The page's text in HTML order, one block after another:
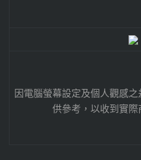
因電腦螢幕設定及個人觀感
供參考，以收到實